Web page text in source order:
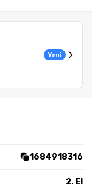
Yeni
1684918316
2. El